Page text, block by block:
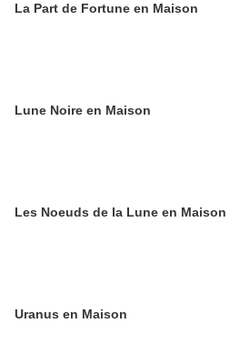
La Part de Fortune en Maison
Lune Noire en Maison
Les Noeuds de la Lune en Maison
Uranus en Maison